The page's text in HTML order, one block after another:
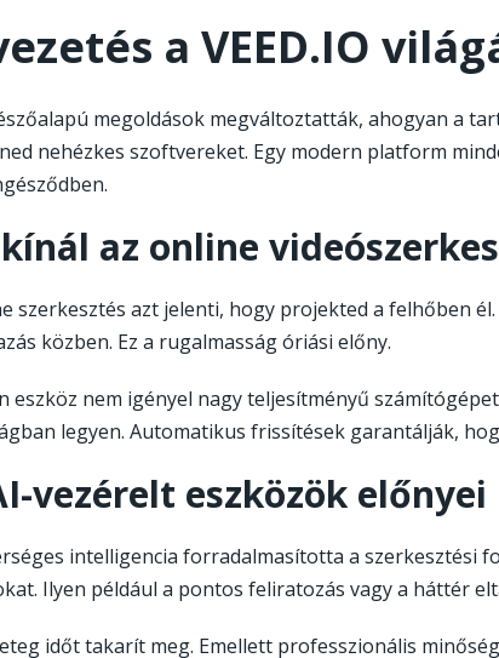
a VEED.IO
megoldások megváltoztatták, ahogyan a
nehézkes szoftvereket. Egy modern platform
az online
szerkesztés azt jelenti, hogy projekted a felhőben
közben. Ez a rugalmasság óriási előny.
eszköz nem igényel nagy teljesítményű
legyen. Automatikus frissítések garantálják,
vezérelt eszközök előnyei
intelligencia forradalmasította a szerkesztési
Ilyen például a pontos feliratozás vagy a háttér
időt takarít meg. Emellett professzionális